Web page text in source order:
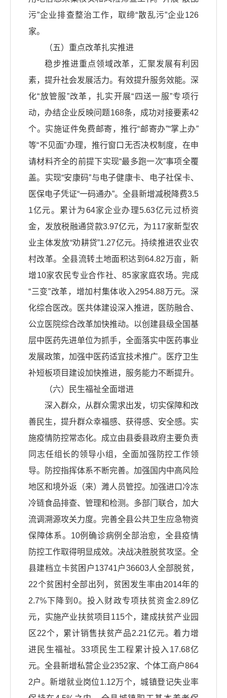
污”企业排查整治工作，取缔“散乱污”企业126
家。
（五）重点改革扎实推进
稳步推进重点领域改革，汇聚发展有利因
素，提升社会发展活力。有效提升服务效能。深
化“放管服”改革，扎实开展“四送一服”专项行
动，办结企业反映问题168条，成功对接要素42
个。实施证件免费邮寄，推行“邮寄办”“掌上办”
等“不见面”办理，推行窗口无否决权制度，在申
请材料齐全的前提下实现“最多跑一次”事项全覆
盖。实现“安康码”与电子健康卡、电子社保卡、
医保电子凭证“一码通办”。全县新增减税降费3.5
1亿元。累计为64家企业办理5.63亿元过桥资
金，发放税融通贷款3.97亿元，为117家新型农
业主体发放“劝耕贷”1.27亿元。持续推进农业农
村改革。全县流转土地面积达到64.82万亩，新
增10家农民专业合作社、85家家庭农场。完成
“三变”改革，增加村集体收入2954.88万元。深
化综合医改。医共体建设深入推进，医防融合、
公立医院综合改革加快推动。以创建县级全国基
层中医药先进单位为抓手，全面落实中医药事业
发展政策，加强中医药适宜技术推广。医疗卫生
补短板项目建设加快推进，服务能力不断提升。
（六）民生福祉全面增进
深入群众，从群众需求出发，切实保障和改
善民生，提升群众幸福感、获得感、安全感。实
施疫情防控常态化。成立由县委县政府主要负责
同志任组长的领导小组，全面加强防控工作领
导。防控指挥体系不断完善。加强国内中高风险
地区和境外返（来）濉人员管控。加强进口冷冻
冷链食品排查、管理和检测。多部门联合，加大
流调溯源攻关力度。完善全县公共卫生应急物资
保障体系。10例确诊病例全部治愈，全县疫情
防控工作取得明显成效。决战决胜脱贫攻坚。全
县建档立卡贫困户13741户36603人全部脱贫，
22个贫困村全部出列，贫困发生率由2014年的
2.7%下降到0。投入财政专项扶贫资金2.89亿
元，实施产业扶贫项目115个，建成扶贫产业园
区22个，累计销售扶贫产品2.21亿元。着力增
进民生福祉。33项民生工程累计投入17.68亿
元。全县新增私营企业2352家、个体工商户864
2户。新增就业岗位1.12万个，城镇登记失业率